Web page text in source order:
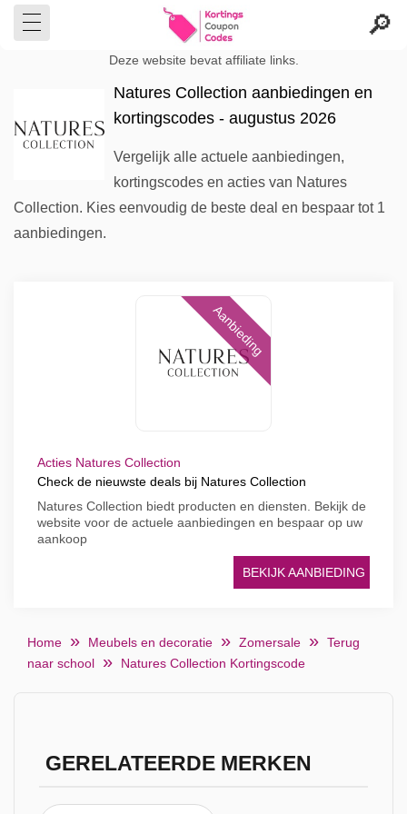
Deze website bevat affiliate links.
Natures Collection aanbiedingen en
kortingscodes - augustus 2026
Vergelijk alle actuele aanbiedingen,
kortingscodes en acties van Natures
Collection. Kies eenvoudig de beste deal en bespaar tot 1
aanbiedingen.
Aanbieding
Acties Natures Collection
Check de nieuwste deals bij Natures Collection
Natures Collection biedt producten en diensten. Bekijk de
website voor de actuele aanbiedingen en bespaar op uw
aankoop
BEKIJK AANBIEDING
Home Meubels en decoratie Zomersale
Terug
naar school
Natures Collection Kortingscode
GERELATEERDE MERKEN